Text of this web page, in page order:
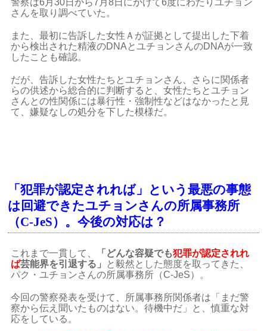
警察は6月30日から7月8日にかけて6度にわたりユチョン
さんを取り調べていた 。
また、最初に告訴した女性Ａが証拠として提出した下着
から検出された精液のDNAとユチョンさんのDNAが一致
したことも確認。
だが、告訴した女性たちとユチョンさん、さらに関係者
らの供述から総合的に判断すると、女性たちとユチョン
さんとの性関係には暴行性・強制性などはなかったと見
て、嫌疑なしの処分を下した模様だ。
「犯罪が認定されれば」という最悪の事態
は回避できたユチョンさんの所属事務所
（C-JeS）。今後の対応は？
これまで一貫して、 「どんな容疑でも犯罪が認定されれ
ば芸能界を引退する」
と毅然とした態度を取ってきた、
パク・ユチョンさんの所属事務所（C-JeS）。
今回の警察発表を受けて、所属事務所関係者は「まだ警
察から伝え聞いたものはない。待機中だ」と、慎重な対
応をしている。